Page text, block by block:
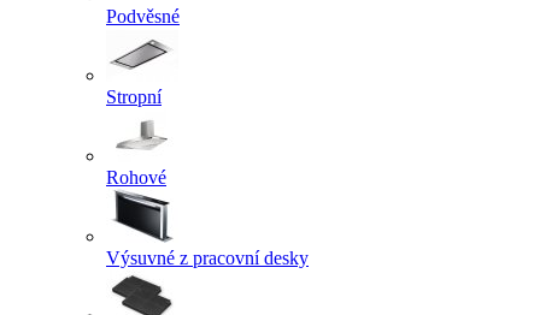
Podvěsné
Stropní
Rohové
Výsuvné z pracovní desky